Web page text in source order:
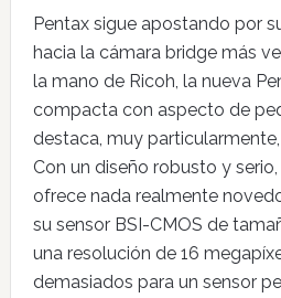
Pentax sigue apostando por
hacia la cámara bridge más
la mano de Ricoh, la nueva
compacta con aspecto de
destaca, muy
Con un diseño robusto y
ofrece nada realmente
su sensor BSI-CMOS de
una resolución de 16
demasiados para un sensor